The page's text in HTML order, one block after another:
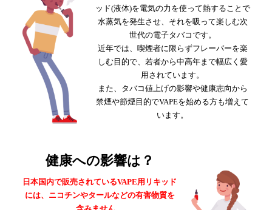
ッド(液体)を電気の力を使って熱することで
水蒸気を発生させ、それを吸って楽しむ次
世代の電子タバコです。
近年では、喫煙者に限らずフレーバーを楽
しむ目的で、若者から中高年まで幅広く愛
用されています。
また、タバコ値上げの影響や健康志向から
禁煙や節煙目的でVAPEを始める方も増えて
います。
健康への影響は？
日本国内で販売されているVAPE用リキッド
には、ニコチンやタールなどの有害物質を